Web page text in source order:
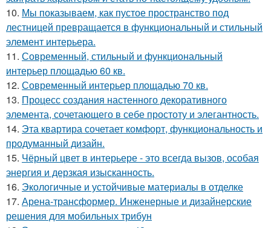
10. Мы показываем, как пустое пространство под
лестницей превращается в функциональный и стильный
элемент интерьера.
11. Современный, стильный и функциональный
интерьер площадью 60 кв.
12. Современный интерьер площадью 70 кв.
13. Процесс создания настенного декоративного
элемента, сочетающего в себе простоту и элегантность.
14. Эта квартира сочетает комфорт, функциональность и
продуманный дизайн.
15. Чёрный цвет в интерьере - это всегда вызов, особая
энергия и дерзкая изысканность.
16. Экологичные и устойчивые материалы в отделке
17. Арена-трансформер. Инженерные и дизайнерские
решения для мобильных трибун